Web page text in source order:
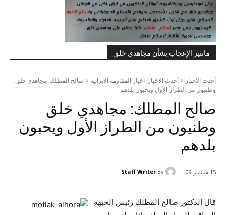
ماتثير الإعجاب بشأن مجاهدي خلق
أحدث الاخبار أحدث الاخبار: اخبار المقاومة الايرانية
صالح المطلك: مجاهدي خلق
وطنيون من الطراز الأول ويحبون بلدهم
صالح المطلك: مجاهدي خلق
وطنيون من الطراز الأول ويحبون
بلدهم
15 سبتمبر 09 By
Staff Writer
قال الدكتور صالح المطلك رئيس الجبهة